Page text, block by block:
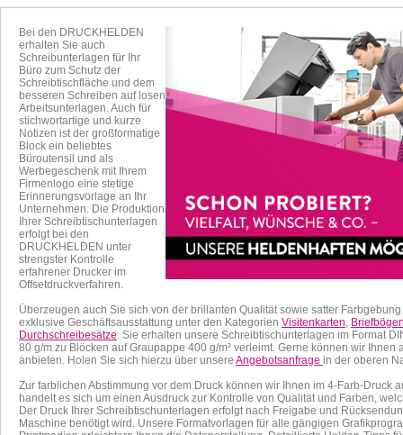
Bei den DRUCKHELDEN
erhalten Sie auch
Schreibunterlagen für Ihr
Büro zum Schutz der
Schreibtischfläche und dem
besseren Schreiben auf losen
Arbeitsunterlagen.Auch für
stichwortartige und kurze
Notizen ist der großformatige
Block ein beliebtes
Büroutensil und als
Werbegeschenk mit Ihrem
Firmenlogo eine stetige
Erinnerungsvorlage an Ihr
Unternehmen. Die Produktion
Ihrer Schreibtischunterlagen
erfolgt bei den
DRUCKHELDEN unter
strengster Kontrolle
erfahrener Drucker im
Offsetdruckverfahren.
Überzeugen auch Sie sich von der brillanten Qualität sowie satter
exklusive Geschäftsausstattung unter den Kategorien Visitenkarten,
Durchschreibesätze. Sie erhalten unsere Schreibtischunterlagen im Format
80 g/m zu Blöcken auf Graupappe 400 g/m² verleimt. Gerne können wir
anbieten. Holen Sie sich hierzu über unsere Angebotsanfrage in der oberen
Zur farblichen Abstimmung vor dem Druck können wir Ihnen im 4-Farb-Druck
handelt es sich um einen Ausdruck zur Kontrolle von Qualität und Farben,
Der Druck Ihrer Schreibtischunterlagen erfolgt nach Freigabe und
Maschine benötigt wird. Unsere Formatvorlagen für alle gängigen